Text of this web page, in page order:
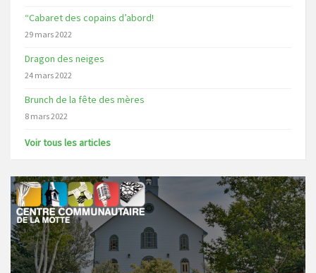
“Cabaret des copains d’abord!
29 mars 2022
Dragon des neiges
24 mars 2022
Brunch de la fête des mères
8 mars 2022
Voir tous les articles